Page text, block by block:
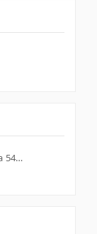
44-144 Nieborowice, Główna 54a, woj. Śląskie, pow. Gliwicki, gm. Pilchowice